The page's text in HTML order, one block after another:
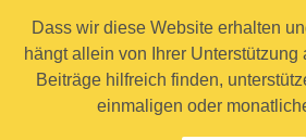
Dass wir diese Website erhalten
hängt allein von Ihrer Unterstützung
Beiträge hilfreich finden,
einmaligen oder